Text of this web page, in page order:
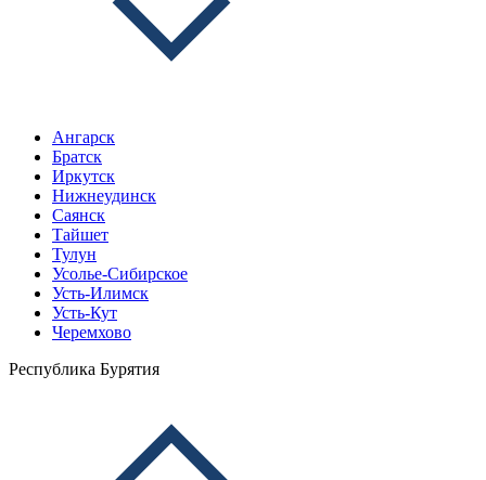
Ангарск
Братск
Иркутск
Нижнеудинск
Саянск
Тайшет
Тулун
Усолье-Сибирское
Усть-Илимск
Усть-Кут
Черемхово
Республика Бурятия